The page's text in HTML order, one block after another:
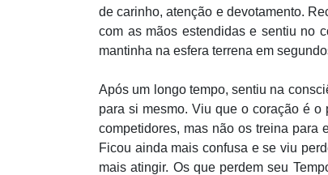
de carinho, atenção e devotamento.
com as mãos estendidas e sentiu no
mantinha na esfera terrena em
Após um longo tempo, sentiu na
para si mesmo. Viu que o coração é
competidores, mas não os treina para
Ficou ainda mais confusa e se viu
mais atingir. Os que perdem seu